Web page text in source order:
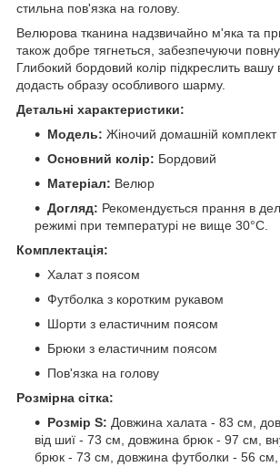
стильна пов'язка на голову.
Велюрова тканина надзвичайно м'яка та
також добре тягнеться, забезпечуючи
Глибокий бордовий колір підкреслить вашу
додасть образу особливого шарму.
Детальні характеристики:
Модель: Жіночий домашній
Основний колір: Бордовий
Матеріал: Велюр
Догляд: Рекомендується прання в
режимі при температурі не вище 30°C.
Комплектація:
Халат з поясом
Футболка з коротким рукавом
Шорти з еластичним поясом
Брюки з еластичним поясом
Пов'язка на голову
Розмірна сітка:
Розмір S: Довжина халата - 83 см,
від шиї - 73 см, довжина брюк - 97 см,
брюк - 73 см, довжина футболки - 56